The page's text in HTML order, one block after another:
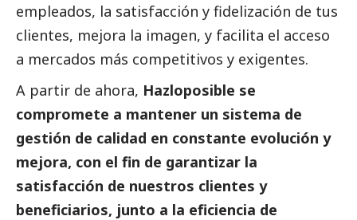
empleados, la satisfacción y fidelización de tus
clientes, mejora la imagen, y facilita el acceso
a mercados más competitivos y exigentes.
A partir de ahora, Hazloposible se
compromete a mantener un sistema de
gestión de calidad en constante evolución y
mejora, con el fin de garantizar la
satisfacción de nuestros clientes y
beneficiarios, junto a la eficiencia de